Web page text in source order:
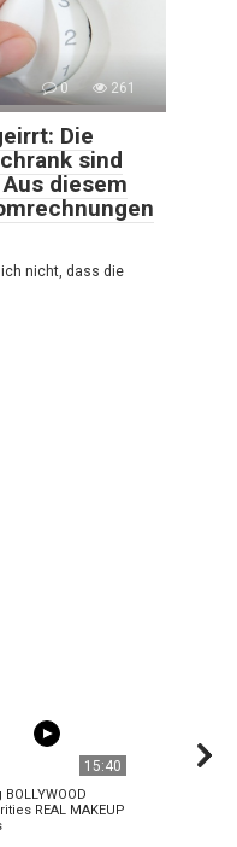
0 261
Die
sind
diesem
nicht, dass die
15:40
REAL MAKEUP